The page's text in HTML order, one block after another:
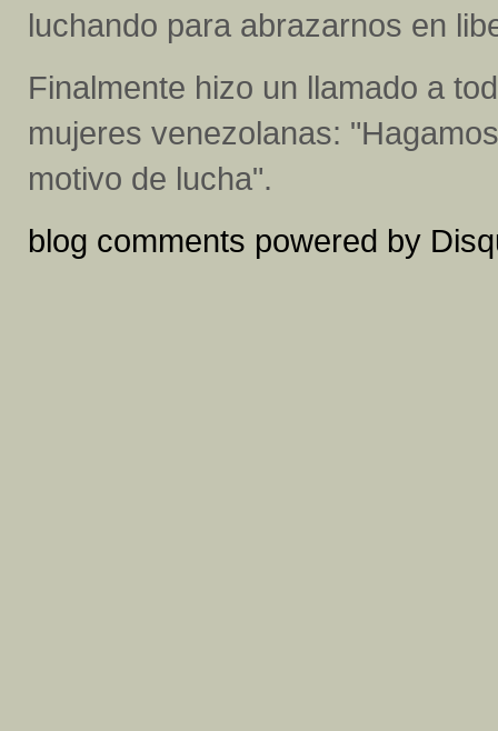
luchando para abrazarnos en
Finalmente hizo un llamado a
mujeres venezolanas:
motivo de lucha".
blog comments powered by